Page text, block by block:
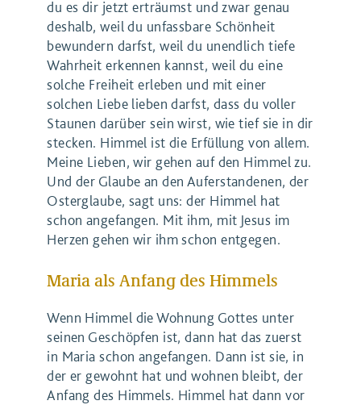
du es dir jetzt erträumst und zwar genau
deshalb, weil du unfassbare Schönheit
bewundern darfst, weil du unendlich tiefe
Wahrheit erkennen kannst, weil du eine
solche Freiheit erleben und mit einer
solchen Liebe lieben darfst, dass du voller
Staunen darüber sein wirst, wie tief sie in dir
stecken. Himmel ist die Erfüllung von allem.
Meine Lieben, wir gehen auf den Himmel zu.
Und der Glaube an den Auferstandenen, der
Osterglaube, sagt uns: der Himmel hat
schon angefangen. Mit ihm, mit Jesus im
Herzen gehen wir ihm schon entgegen.
Maria als Anfang des Himmels
Wenn Himmel die Wohnung Gottes unter
seinen Geschöpfen ist, dann hat das zuerst
in Maria schon angefangen. Dann ist sie, in
der er gewohnt hat und wohnen bleibt, der
Anfang des Himmels. Himmel hat dann vor